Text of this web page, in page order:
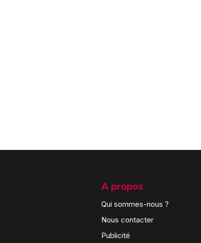
A propos
Qui sommes-nous ?
Nous contacter
Publicité